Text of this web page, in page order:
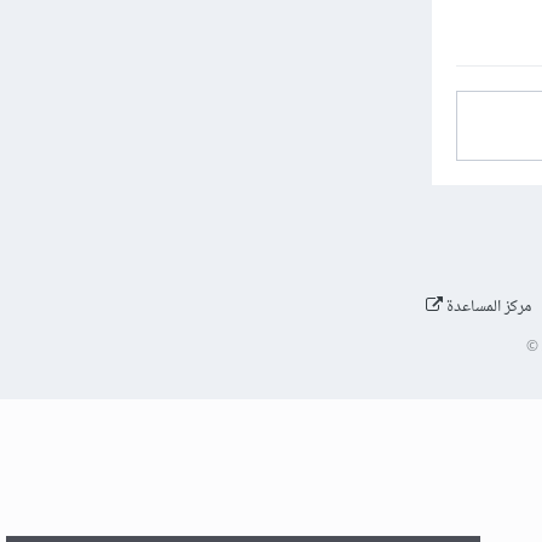
مركز المساعدة
©